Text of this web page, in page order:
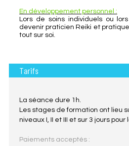
En développement personnel :
Lors de soins individuels ou
devenir praticien Reiki et
tout sur soi.
Tarifs
La séance dure 1h.
Les stages de formation ont lieu
niveaux I, II et III et sur 3 jours pour
Paiements acceptés :